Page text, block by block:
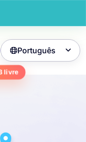
livre
Português 